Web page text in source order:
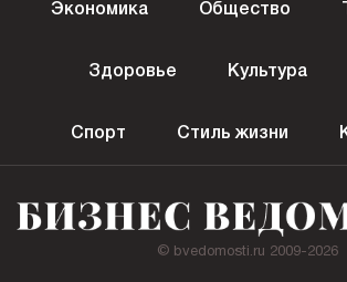
Экономика Общество
Здоровье Культура
Спорт Стиль жизни
© bvedomosti.ru 2009-2026